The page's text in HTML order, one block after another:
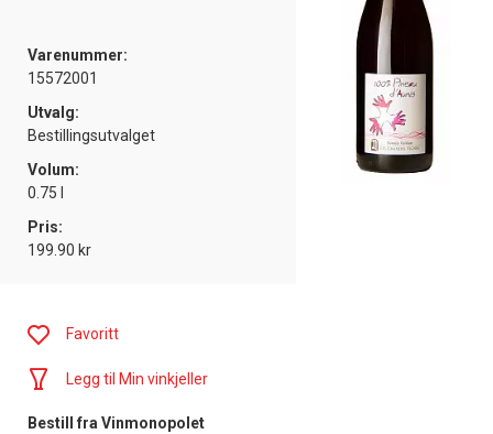
Varenummer:
15572001
Utvalg:
Bestillingsutvalget
Volum:
0.75 l
Pris:
199.90 kr
Favoritt
Legg til Min vinkjeller
Bestill fra Vinmonopolet